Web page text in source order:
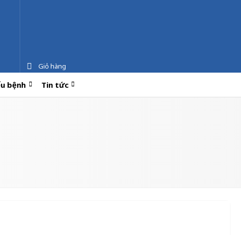
Giỏ hàng
bệnh Tin tức